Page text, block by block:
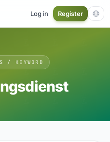
Log in Register
/ KEYWORD